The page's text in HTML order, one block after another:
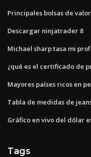
Principales bolsas de
Descargar ninjatrader 8
Michael sharp tasa mi prof
¿qué es el certificado de
Mayores países ricos en
Tabla de medidas de
Gráfico en vivo del dólar
Tags